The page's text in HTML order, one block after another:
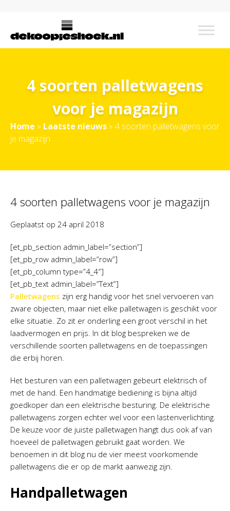
4 soorten palletwagens
voor je magazijn
Home » Laatste nieuws » 4 soorten palletwagens voor
je magazijn
4 soorten palletwagens voor je magazijn
Geplaatst op 24 april 2018
[et_pb_section admin_label=”section”]
[et_pb_row admin_label=”row”]
[et_pb_column type=”4_4″]
[et_pb_text admin_label=”Text”]
Palletwagens zijn erg handig voor het snel vervoeren van
zware objecten, maar niet elke palletwagen is geschikt voor
elke situatie. Zo zit er onderling een groot verschil in het
laadvermogen en prijs. In dit blog bespreken we de
verschillende soorten palletwagens en de toepassingen
die erbij horen.
Het besturen van een palletwagen gebeurt elektrisch of
met de hand. Een handmatige bediening is bijna altijd
goedkoper dan een elektrische besturing. De elektrische
palletwagens zorgen echter wel voor een lastenverlichting.
De keuze voor de juiste palletwagen hangt dus ook af van
hoeveel de palletwagen gebruikt gaat worden. We
benoemen in dit blog nu de vier meest voorkomende
palletwagens die er op de markt aanwezig zijn.
Handpalletwagen